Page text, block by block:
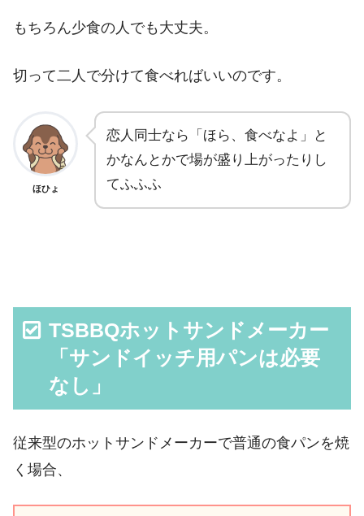
もちろん少食の人でも大丈夫。
切って二人で分けて食べればいいのです。
ほひょ
恋人同士なら「ほら、食べなよ」と
かなんとかで場が盛り上がったりし
てふふふ
TSBBQホットサンドメーカー
「サンドイッチ用パンは必要
なし」
従来型のホットサンドメーカーで普通の食パンを焼
く場合、